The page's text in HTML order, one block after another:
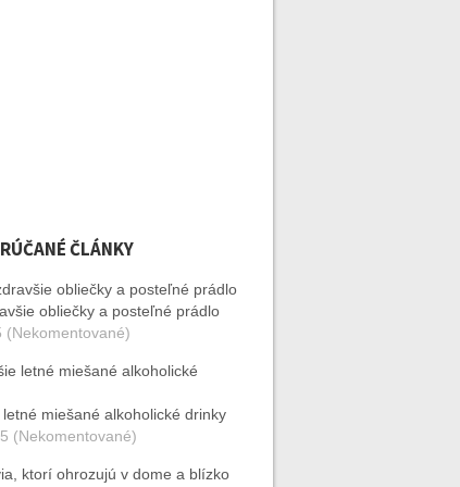
ČLÁNKY
obliečky a posteľné prádlo
(Nekomentované)
miešané alkoholické drinky
(Nekomentované)